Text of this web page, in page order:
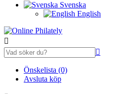
Svenska
English
Önskelista (0)
Avsluta köp